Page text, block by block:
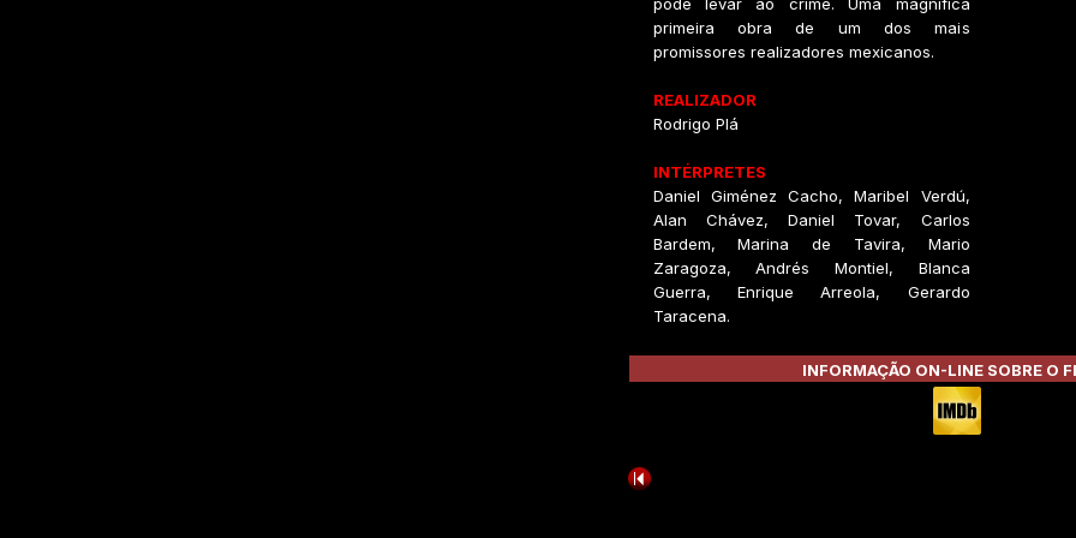
primeira obra de um dos mais
promissores realizadores mexicanos.
REALIZADOR
Rodrigo Plá
INTÉRPRETES
Daniel Giménez Cacho, Maribel Verdú,
Alan Chávez, Daniel Tovar, Carlos
Bardem, Marina de Tavira, Mario
Zaragoza, Andrés Montiel, Blanca
Guerra, Enrique Arreola, Gerardo
Taracena.
INFORMAÇÃO ON-LINE SOBRE O